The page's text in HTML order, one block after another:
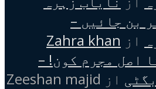
بن جائیں –
از Zahra khan
اصل مجرم کون! –
از Zeeshan majid